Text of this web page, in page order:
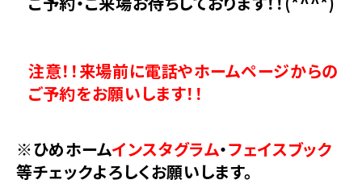
注意！！来場前に電話やホームページからの
ご予約をお願いします！！
※ひめホームインスタグラム・フェイスブック
等チェックよろしくお願いします。